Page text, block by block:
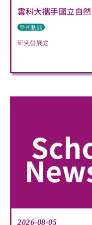
雲科大攜手國立自
學術動態
研究發展處
2026-08-05